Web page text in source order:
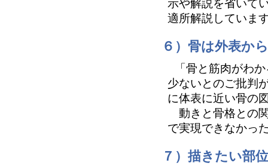
示や解説を省いて
適所解説していま
６）骨は外表か
「骨と筋肉がわ
少ないとのご批判
に体表に近い骨の
動きと骨格との
で実現できなかっ
７）描きたい部